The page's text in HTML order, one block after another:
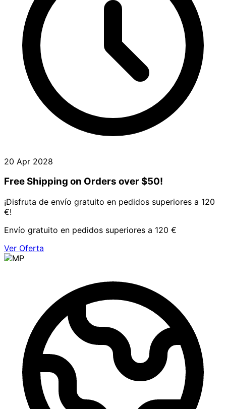
20 Apr 2028
Free Shipping on Orders over $50!
¡Disfruta de envío gratuito en pedidos superiores a 120
€!
Envío gratuito en pedidos superiores a 120 €
Ver Oferta